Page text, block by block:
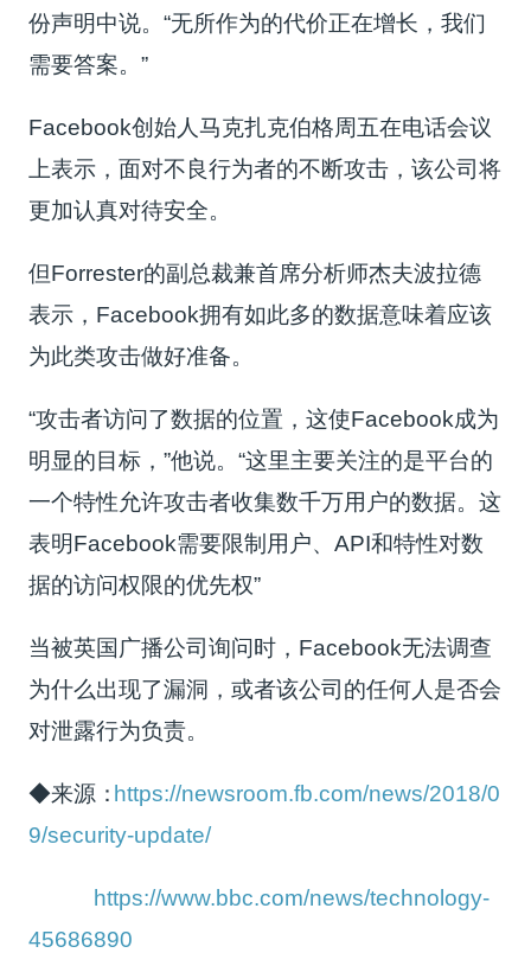
份声明中说。“无所作为的代价正在增长，我们
需要答案。”
Facebook创始人马克扎克伯格周五在电话会议
上表示，面对不良行为者的不断攻击 ，该公司将
更加认真对待安全。
但Forrester的副总裁兼首席分析师杰夫波拉德
表示，Facebook拥有如此多的数据意味着应该
为此类攻击做好准备。
“攻击者访问了数据的位置，这使Facebook成为
明显的目标，”他说。“这里主要关注的是平台的
一个特性允许攻击者收集数千万用户的数据。这
表明Facebook需要限制 用户、API和特性对数
据的访问权限的优先权”
当被英国广播公司询问时，Facebook无法调查
为什么出现了漏洞，或者该公司的任何人是否会
对泄露行为负责。
◆来源： https://newsroom.fb.com/news/2018/0
9/security-update/
https://www.bbc.com/news/technology-
45686890